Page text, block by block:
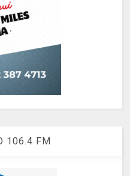
106.4 FM